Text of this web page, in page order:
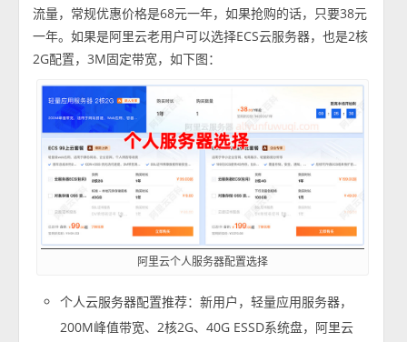
流量，常规优惠价格是68元一年，如果抢购的话，只要38元
一年。如果是阿里云老用户可以选择ECS云服务器，也是2核
2G配置，3M固定带宽，如下图：
阿里云个人服务器配置选择
个人云服务器配置推荐：新用户，轻量应用服务器，
200M峰值带宽、2核2G、40G ESSD系统盘，阿里云